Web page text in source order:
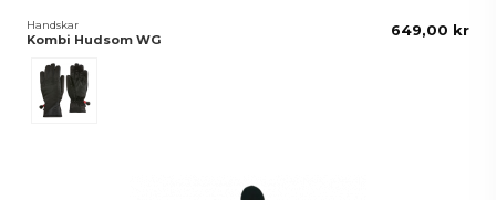
Handskar
Kombi Hudsom WG
Svart
649,00 kr